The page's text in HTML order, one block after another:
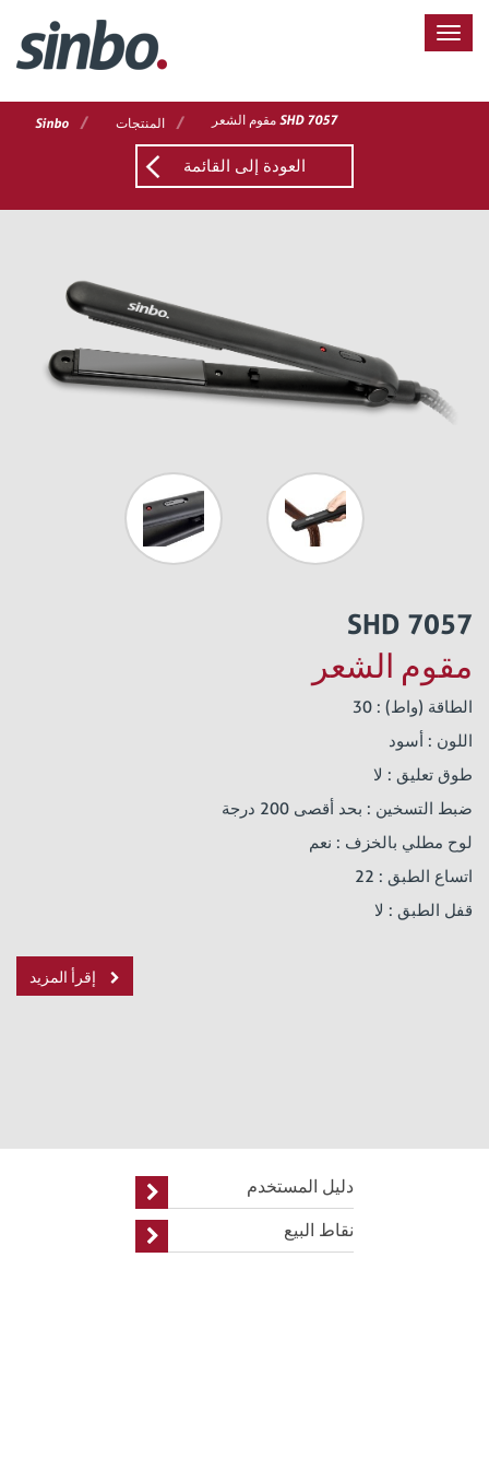
Sinbo / المنتجات / مقوم الشعر SHD 7057
العودة إلى القائمة
SHD 7057
مقوم الشعر
الطاقة (واط) : 30
اللون : أسود
طوق تعليق : لا
ضبط التسخين : بحد أقصى 200 درجة
لوح مطلي بالخزف : نعم
اتساع الطبق : 22
قفل الطبق : لا
دليل المستخدم
نقاط البيع